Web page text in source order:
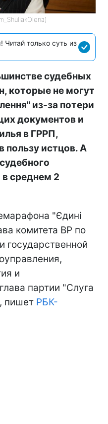
только суть из
судебных
которые не могут
из-за потери
документов и
в ГРРП,
пользу истцов. А
в среднем 2
"Єдині
комитета ВР по
государственной
и
партии "Слуга
пишет РБК-